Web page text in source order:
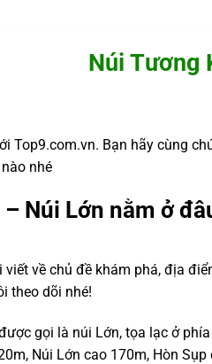
Núi Tương
Top9.com.vn. Bạn hãy cùng
nhé
Núi Lớn nằm ở
viết về chủ đề khám phá, địa
theo dõi nhé!
gọi là núi Lớn, tọa lạc ở
Núi Lớn cao 170m, Hòn Sụp